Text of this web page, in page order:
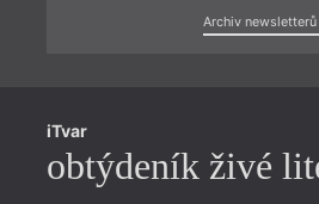
Archiv newsletterů
iTvar
obtýdeník živé